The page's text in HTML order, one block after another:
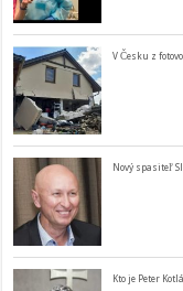
V Česku z
Nový spasiteľ
Kto je Peter